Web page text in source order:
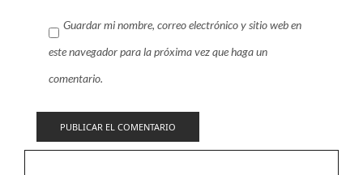
Guardar mi nombre, correo electrónico y sitio web en
este navegador para la próxima vez que haga un
comentario.